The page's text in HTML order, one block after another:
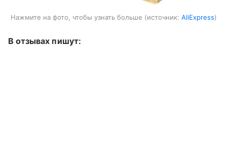
Нажмите на фото, чтобы узнать больше источник: AliExpress
В отзывах пишут: